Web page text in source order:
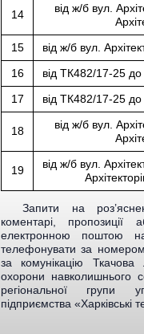
14
від ж/б вул.
15
від ж/б вул.
16
від ТК482/17-25 до
17
від ТК482/17-25 до
18
від ж/б вул.
19
від ж/б вул.
Запити на
коментарі,
електронною поштою
телефонувати за
за комунікацію
охорони навколишнього
регіональної групи
підприємства «Харківські